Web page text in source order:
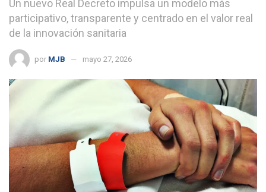
Un nuevo Real Decreto impulsa un modelo más
participativo, transparente y centrado en el valor real
de la innovación sanitaria
por MJB mayo 27, 2026